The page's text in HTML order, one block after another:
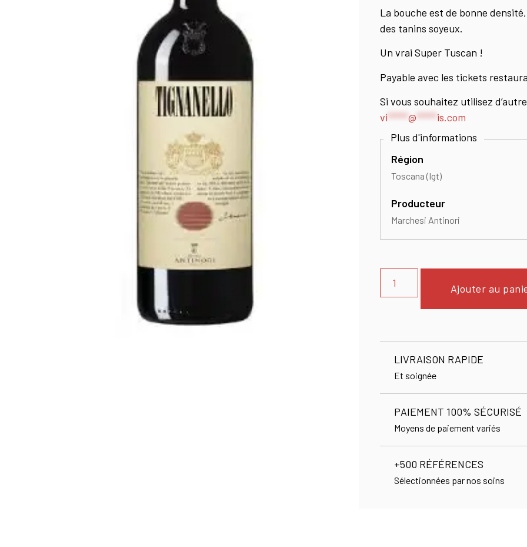
La bouche est de bonne
des tanins soyeux.
Un vrai Super Tuscan !
Payable avec les tickets
Si vous souhaitez utilisez
vi *****@ ***** is.com
Région
Toscana (Igt)
Producteur
Marchesi Antinori
Ajouter au
LIVRAISON RAPIDE
Et soignée
PAIEMENT 100% SÉCURISÉ
Moyens de paiement variés
+500 RÉFÉRENCES
Sélectionnées par nos soins